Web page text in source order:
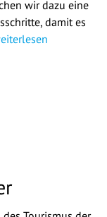
wir dazu eine
damit es